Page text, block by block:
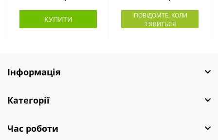
КУПИТИ
ПОВІДОМТЕ, КОЛИ
З'ЯВИТЬСЯ
Інформація
Категорії
Час роботи